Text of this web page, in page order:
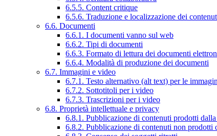
6.5.5. Content critique
6.5.6. Traduzione e localizzazione dei
6.6. Documenti
6.6.1. I documenti vanno sul web
6.6.2. Tipi di documenti
6.6.3. Formato di lettura dei documenti
6.6.4. Modalità di produzione dei documenti
6.7. Immagini e video
6.7.1. Testo alternativo (alt text) per le
6.7.2. Sottotitoli per i video
6.7.3. Trascrizioni per i video
6.8. Proprietà intellettuale e privacy
6.8.1. Pubblicazione di contenuti prodotti
6.8.2. Pubblicazione di contenuti non prodotti